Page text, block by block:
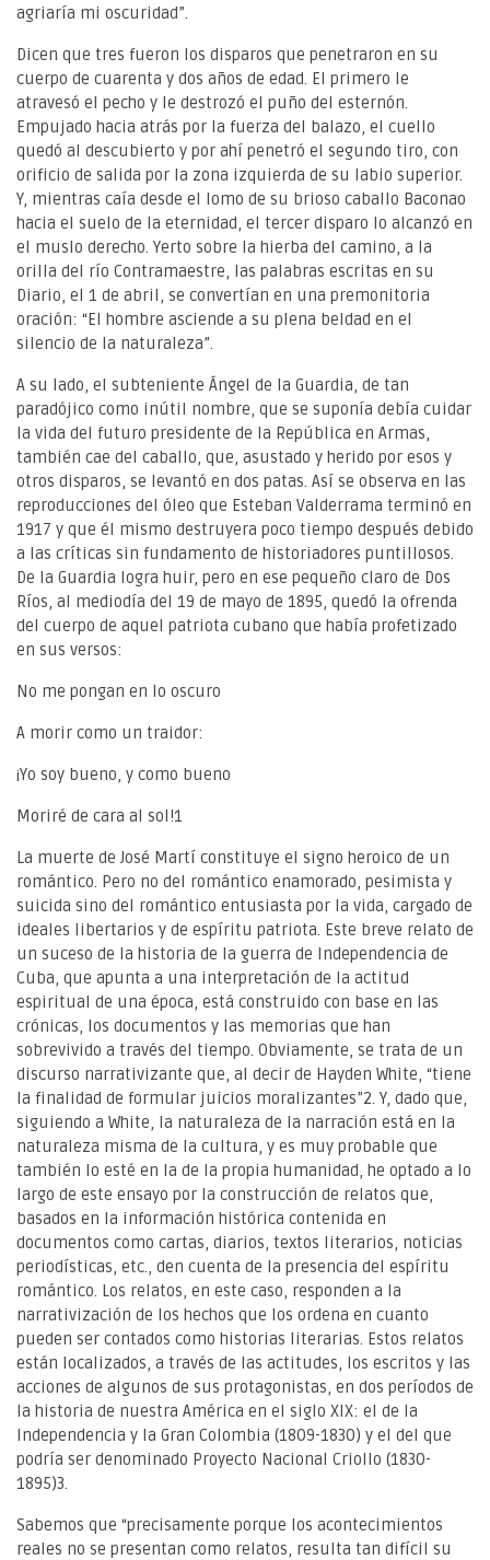
agriaría mi oscuridad”.
Dicen que tres fueron los disparos que penetraron en su
cuerpo de cuarenta y dos años de edad. El primero le
atravesó el pecho y le destrozó el puño del esternón.
Empujado hacia atrás por la fuerza del balazo, el cuello
quedó al descubierto y por ahí penetró el segundo tiro, con
orificio de salida por la zona izquierda de su labio superior.
Y, mientras caía desde el lomo de su brioso caballo Baconao
hacia el suelo de la eternidad, el tercer disparo lo alcanzó en
el muslo derecho. Yerto sobre la hierba del camino, a la
orilla del río Contramaestre, las palabras escritas en su
Diario, el 1 de abril, se convertían en una premonitoria
oración: “El hombre asciende a su plena beldad en el
silencio de la naturaleza”.
A su lado, el subteniente Ángel de la Guardia, de tan
paradójico como inútil nombre, que se suponía debía cuidar
la vida del futuro presidente de la República en Armas,
también cae del caballo, que, asustado y herido por esos y
otros disparos, se levantó en dos patas. Así se observa en las
reproducciones del óleo que Esteban Valderrama terminó en
1917 y que él mismo destruyera poco tiempo después debido
a las críticas sin fundamento de historiadores puntillosos.
De la Guardia logra huir, pero en ese pequeño claro de Dos
Ríos, al mediodía del 19 de mayo de 1895, quedó la ofrenda
del cuerpo de aquel patriota cubano que había profetizado
en sus versos:
No me pongan en lo oscuro
A morir como un traidor:
¡Yo soy bueno, y como bueno
Moriré de cara al sol!1
La muerte de José Martí constituye el signo heroico de un
romántico. Pero no del romántico enamorado, pesimista y
suicida sino del romántico entusiasta por la vida, cargado de
ideales libertarios y de espíritu patriota. Este breve relato de
un suceso de la historia de la guerra de Independencia de
Cuba, que apunta a una interpretación de la actitud
espiritual de una época, está construido con base en las
crónicas, los documentos y las memorias que han
sobrevivido a través del tiempo. Obviamente, se trata de un
discurso narrativizante que, al decir de Hayden White, “tiene
la finalidad de formular juicios moralizantes”2. Y, dado que,
siguiendo a White, la naturaleza de la narración está en la
naturaleza misma de la cultura, y es muy probable que
también lo esté en la de la propia humanidad, he optado a lo
largo de este ensayo por la construcción de relatos que,
basados en la información histórica contenida en
documentos como cartas, diarios, textos literarios, noticias
periodísticas, etc., den cuenta de la presencia del espíritu
romántico. Los relatos, en este caso, responden a la
narrativización de los hechos que los ordena en cuanto
pueden ser contados como historias literarias. Estos relatos
están localizados, a través de las actitudes, los escritos y las
acciones de algunos de sus protagonistas, en dos períodos de
la historia de nuestra América en el siglo XIX: el de la
Independencia y la Gran Colombia (1809-1830) y el del que
podría ser denominado Proyecto Nacional Criollo (1830-
1895)3.
Sabemos que “precisamente porque los acontecimientos
reales no se presentan como relatos, resulta tan difícil su